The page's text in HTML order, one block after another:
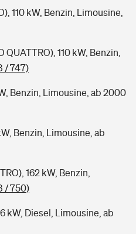
110 kW, Benzin, Limousine,
110 kW, Benzin,
/ 747)
Benzin, Limousine, ab 2000
Benzin, Limousine, ab
162 kW, Benzin,
/ 750)
kW, Diesel, Limousine, ab